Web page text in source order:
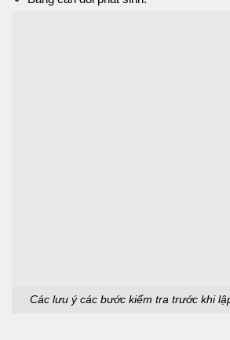
Các lưu ý các bước kiểm tra trước khi